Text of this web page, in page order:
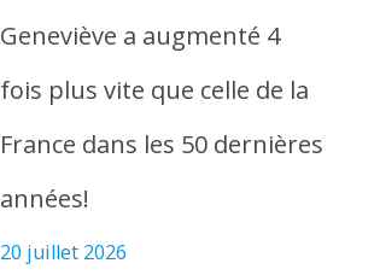
Geneviève a augmenté 4
fois plus vite que celle de la
France dans les 50 dernières
années!
20 juillet 2026